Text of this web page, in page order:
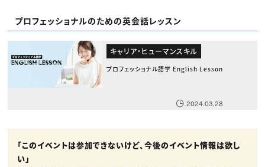
プロフェッショナルのための英会話レッスン
キャリア・ヒューマンスキル
プロフェッショナル語学 English Lesson
2024.03.28
「このイベントは参加できないけど、今後のイベント情報は欲し
い」